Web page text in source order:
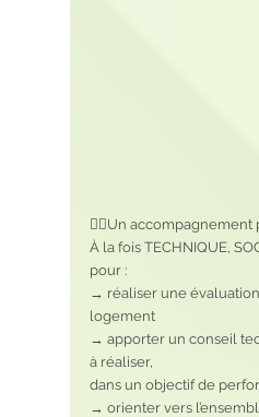
👷‍♀️Un accompagnement
À la fois TECHNIQUE,
pour :
→ réaliser une
logement
→ apporter un conseil
à réaliser,
dans un objectif de
→ orienter vers